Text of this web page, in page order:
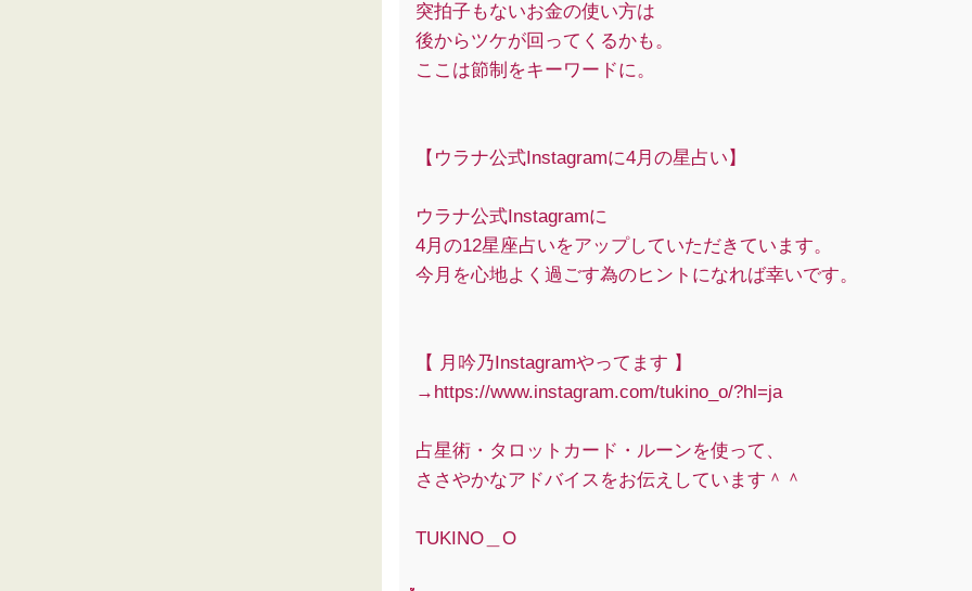
突拍子もないお金の使い方は
後からツケが回ってくるかも。
ここは節制をキーワードに。
【ウラナ公式Instagramに4月の星占い】
ウラナ公式Instagramに
4月の12星座占いをアップしていただきています。
今月を心地よく過ごす為のヒントになれば幸いです。
【 月吟乃Instagramやってます 】
→https://www.instagram.com/tukino_o/?hl=ja
占星術・タロットカード・ルーンを使って、
ささやかなアドバイスをお伝えしています＾＾
TUKINO＿O